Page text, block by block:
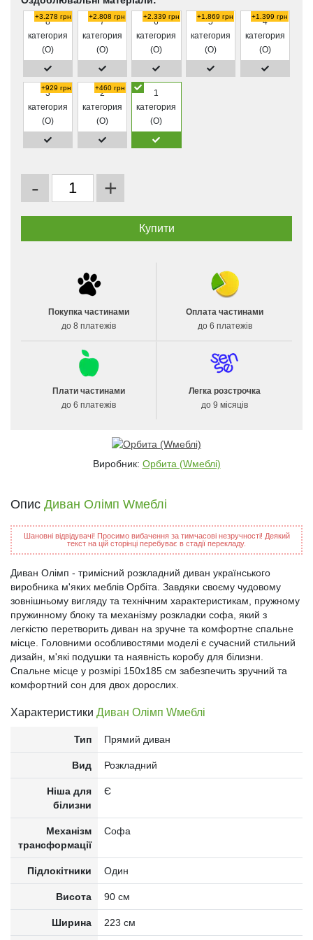
8
категория
(O)
+3.278 грн
7
категория
(O)
+2.808 грн
6
категория
(O)
+2.339 грн
5
категория
(O)
+1.869 грн
4
категория
(O)
+1.399 грн
3
категория
(O)
+929 грн
2
категория
(O)
+460 грн
1
категория
(O)
- +
Покупка частинами
до 8 платежів
Оплата частинами
до 6 платежів
Плати частинами
до 6 платежів
Легка розстрочка
до 9 місяців
Виробник: Орбита (Wмеблі)
Опис Диван Олімп Wмеблі
Шановні відвідувачі! Просимо вибачення за тимчасові незручності! Деякий
текст на цій сторінці перебуває в стадії перекладу.
Диван Олімп - тримісний розкладний диван українського
виробника м'яких меблів Орбіта. Завдяки своєму чудовому
зовнішньому вигляду та технічним характеристикам, пружному
пружинному блоку та механізму розкладки софа, який з
легкістю перетворить диван на зручне та комфортне спальне
місце. Головними особливостями моделі є сучасний стильний
дизайн, м'які подушки та наявність коробу для білизни.
Спальне місце у розмірі 150х185 см забезпечить зручний та
комфортний сон для двох дорослих.
Характеристики Диван Олімп Wмеблі
Тип Прямий диван
Вид Розкладний
Ніша для
білизни
Є
Механізм
трансформації
Софа
Підлокітники Один
Висота 90 см
Ширина 223 см